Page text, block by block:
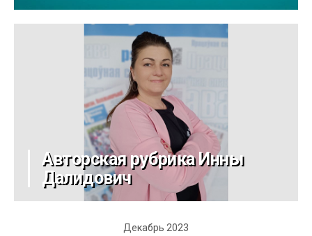
Авторская рубрика Инны
Далидович
Декабрь 2023